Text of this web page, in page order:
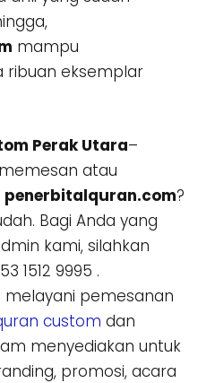
mampu
ribuan eksemplar
Perak Utara–
atau
penerbitalquran.com?
Bagi Anda yang
kami, silahkan
1512 9995 .
melayani pemesanan
custom dan
menyediakan untuk
promosi, acara